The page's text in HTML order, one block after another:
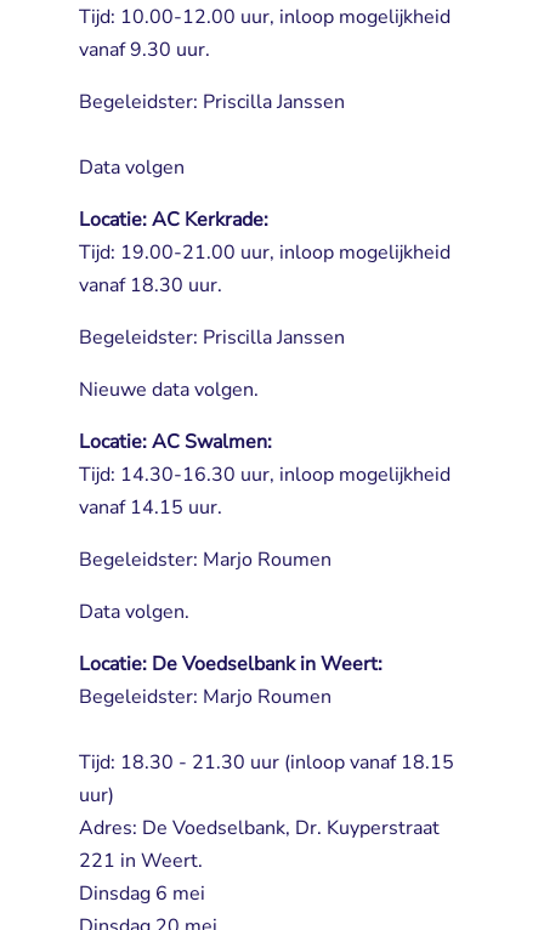
Tijd: 10.00-12.00 uur, inloop mogelijkheid
vanaf 9.30 uur.
Begeleidster: Priscilla Janssen
Data volgen
Locatie: AC Kerkrade:
Tijd: 19.00-21.00 uur, inloop mogelijkheid
vanaf 18.30 uur.
Begeleidster: Priscilla Janssen
Nieuwe data volgen.
Locatie: AC Swalmen:
Tijd: 14.30-16.30 uur, inloop mogelijkheid
vanaf 14.15 uur.
Begeleidster: Marjo Roumen
Data volgen.
Locatie: De Voedselbank in Weert:
Begeleidster: Marjo Roumen
Tijd: 18.30 - 21.30 uur (inloop vanaf 18.15
uur)
Adres: De Voedselbank, Dr. Kuyperstraat
221 in Weert.
Dinsdag 6 mei